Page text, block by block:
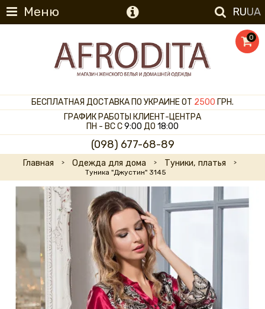
Меню RUUA
0
БЕСПЛАТНАЯ ДОСТАВКА ПО УКРАИНЕ ОТ 2500 ГРН.
ГРАФИК РАБОТЫ КЛИЕНТ-ЦЕНТРА
ПН - ВС С9:00 ДО 18:00
(098) 677-68-89
Главная Одежда для дома Туники, платья
Туника "Джустин" 3145